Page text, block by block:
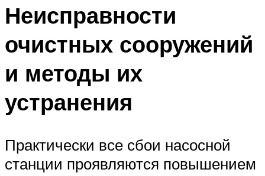
Неисправности
очистных сооружений
и методы их
устранения
Практически все сбои насосной
станции проявляются повышением